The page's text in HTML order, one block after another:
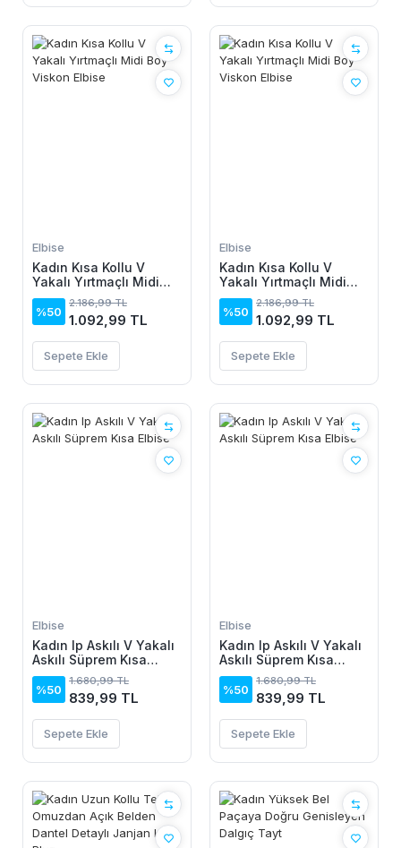
Elbise
Kadın Kısa Kollu V
Yakalı Yırtmaçlı Midi
Boy Viskon Elbise
%50
2.186,99 TL
1.092,99 TL
Sepete Ekle
Elbise
Kadın Kısa Kollu V
Yakalı Yırtmaçlı Midi
Boy Viskon Elbise
%50
2.186,99 TL
1.092,99 TL
Sepete Ekle
Elbise
Kadın Ip Askılı V Yakalı
Askılı Süprem Kısa
Elbise
%50
1.680,99 TL
839,99 TL
Sepete Ekle
Elbise
Kadın Ip Askılı V Yakalı
Askılı Süprem Kısa
Elbise
%50
1.680,99 TL
839,99 TL
Sepete Ekle